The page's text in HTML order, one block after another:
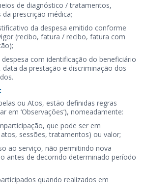
de diagnóstico / tratamentos,
prescrição médica;
da despesa emitido conforme
(recibo, fatura / recibo, fatura com
);
com identificação do beneficiário
data da prestação e discriminação dos
ou Atos, estão definidas regras
em ‘Observações’), nomeadamente:
que pode ser em
sessões, tratamentos) ou valor;
ao serviço, não permitindo nova
antes de decorrido determinado período
quando realizados em